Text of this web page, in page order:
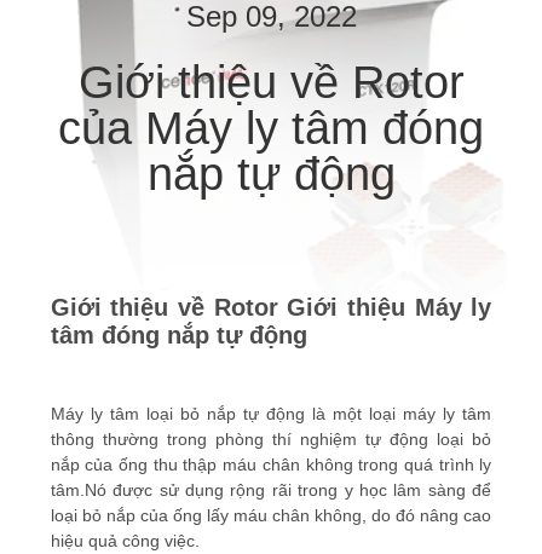
QUAN
LƯỢNG
VỚI
CHÚNG
TÔI
Sep 09, 2022
Giới thiệu về Rotor
của Máy ly tâm đóng
nắp tự động
Giới thiệu về Rotor Giới thiệu Máy ly
tâm đóng nắp tự động
Máy ly tâm loại bỏ nắp tự động là một loại máy ly tâm
thông thường trong phòng thí nghiệm tự động loại bỏ
nắp của ống thu thập máu chân không trong quá trình ly
tâm.Nó được sử dụng rộng rãi trong y học lâm sàng để
loại bỏ nắp của ống lấy máu chân không, do đó nâng cao
hiệu quả công việc.